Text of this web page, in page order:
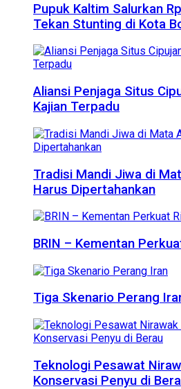
Pupuk Kaltim Salurkan
Tekan Stunting di Kota
Aliansi Penjaga Situs
Kajian Terpadu
Tradisi Mandi Jiwa di
Harus Dipertahankan
BRIN – Kementan
Tiga Skenario Perang
Teknologi Pesawat
Konservasi Penyu di